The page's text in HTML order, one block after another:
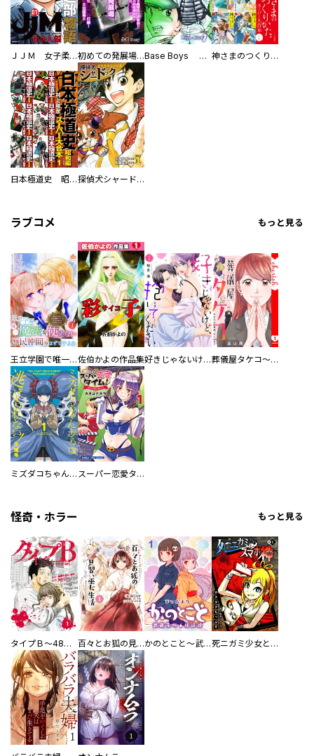
ＪＪＭ 女子柔道部物語 社会人編 初めての発展場 【白抜き修正版】 Base Boys 新装版 神さまのつくりかた。スーパー大合本
日本極道史 昭和編 スーパー大合本 探偵犬シャードック（新装版）
ラブコメ もっと見る
王立学園で唯一魔法が使えない庶民仲間のはずですよね～実は王子様で私を溺愛しているなんて告白はやめてください～佐伯かよの作品集 好きじゃないけど、抱いてください【電子単行本版／特典おまけ付き】 葬儀屋タケコ～あなたの最期、叶えます【電子単行本版】
ミズダコちゃんからは逃げられない！ スーパー恋愛タイム！～現場でドＳな彼女は自宅でデレる～
怪奇・ホラー もっと見る
タイプＢ～48時間後、致死率100％～【単話】 百々とお狐の見習い巫女生活【単行本版】 かのとこと～武蔵花町怪話譚～ 【連載版】 死ニガミ少女とスマホ神